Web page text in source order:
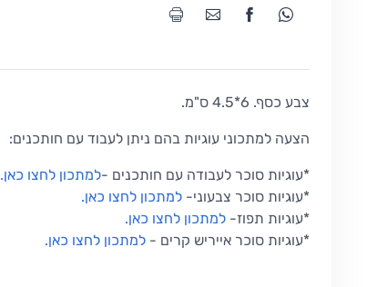
צבע כסף. 6*4.5 ס"מ.
הצעה למתכוני עוגיות בהם ניתן לעבוד עם חותכנים:
*עוגיות סוכר לעבודה עם חותכנים -למתכון לחצו כאן.
*עוגיות סוכר צבעוני- למתכון לחצו כאן.
*עוגיות תפוז- למתכון לחצו כאן.
*עוגיות סוכר אייריש קרים - למתכון לחצו כאן.